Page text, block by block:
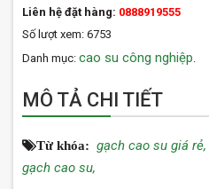
Liên hệ đặt hàng: 0888919555
Số lượt xem: 6753
Danh mục: cao su công nghiệp.
MÔ TẢ CHI TIẾT
Từ khóa: gạch cao su giá rẻ,
gạch cao su,